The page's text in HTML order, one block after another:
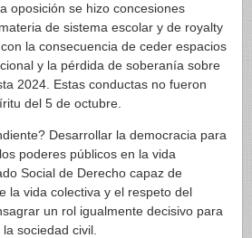
oposición se hizo concesiones
de sistema escolar y de royalty
la consecuencia de ceder espacios
y la pérdida de soberanía sobre
2024. Estas conductas no fueron
del 5 de octubre.
Desarrollar la democracia para
poderes públicos en la vida
Social de Derecho capaz de
la vida colectiva y el respeto del
un rol igualmente decisivo para
sociedad civil.